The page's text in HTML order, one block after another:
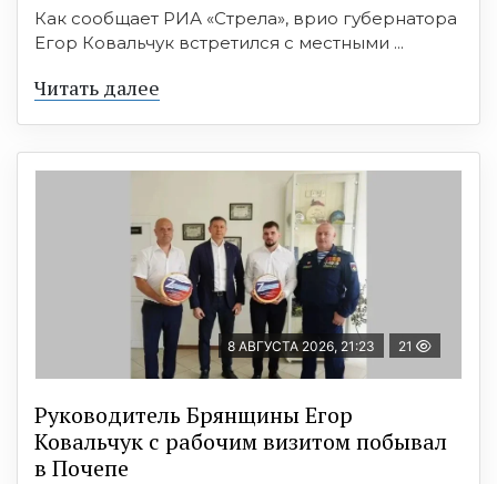
Как сообщает РИА «Стрела», врио губернатора
Егор Ковальчук встретился с местными ...
Читать далее
8 АВГУСТА 2026, 21:23 21
Руководитель Брянщины Егор
Ковальчук с рабочим визитом побывал
в Почепе